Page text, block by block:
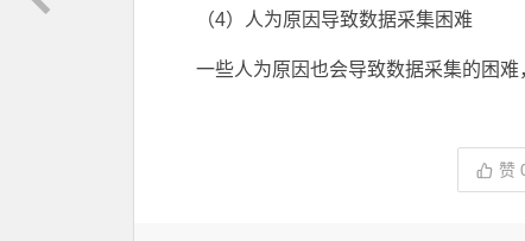
（4）人为原因导致数据采集困难
一些人为原因也会导致数据采集的困
赞